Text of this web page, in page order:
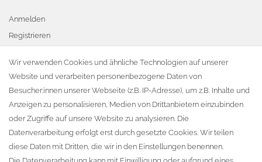
Anmelden
Registrieren
Warenkorb
Zur Kasse
KONTAKT
Fa. Steffen Jost
Söbrigener Weg 50
D-01796 Pirna
Wir verwenden Cookies und ähnliche Technologien auf unserer
Website und verarbeiten personenbezogene Daten von
Besucher:innen unserer Webseite (z.B. IP-Adresse), um z.B. Inhalte und
Anzeigen zu personalisieren, Medien von Drittanbietern einzubinden
oder Zugriffe auf unsere Website zu analysieren. Die
Datenverarbeitung erfolgt erst durch gesetzte Cookies. Wir teilen
diese Daten mit Dritten, die wir in den Einstellungen benennen.